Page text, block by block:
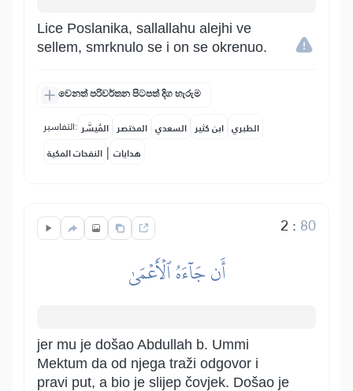
Lice Poslanika, sallallahu alejhi ve
sellem, smrknulo se i on se okrenuo.
වෙනත් පරිවර්තන පිටපත් දිග හැරුම
التفاسير: المُيسَّر المختصر السعدي ابن كثير الطبري
النفحات المكية | هدايات
2 : 80
أَن جَآءَهُ ٱلۡأَعۡمَىٰ
jer mu je došao Abdullah b. Ummi
Mektum da od njega traži odgovor i
pravi put, a bio je slijep čovjek. Došao je